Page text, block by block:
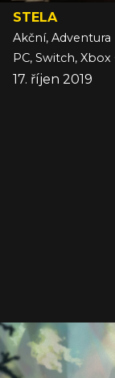
STELA
Akční, Adventura
PC, Switch, Xbox
17. říjen 2019